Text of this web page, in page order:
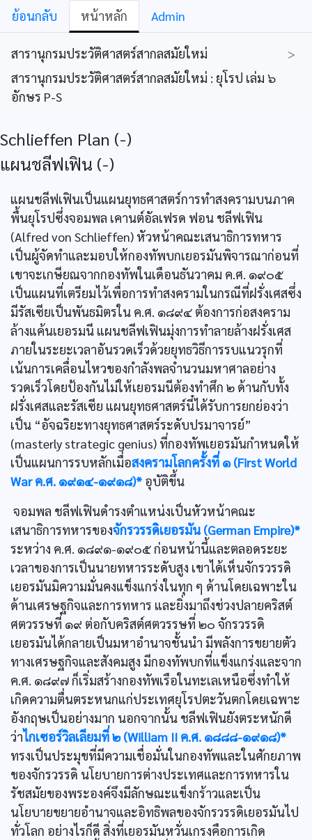
ย้อนกลับ หน้าหลัก Admin
สารานุกรมประวัติศาสตร์สากลสมัยใหม่
>
สารานุกรมประวัติศาสตร์สากลสมัยใหม่ : ยุโรป เล่ม ๖
อักษร P-S
Schlieffen Plan (-)
แผนชลีฟเฟิน (-)
แผนชลีฟเฟินเป็นแผนยุทธศาสตร์การทำสงครามบนภาค
พื้นยุโรปซึ่งจอมพล เคานต์อัลเฟรด ฟอน ชลีฟเฟิน
(Alfred von Schlieffen) หัวหน้าคณะเสนาธิการทหาร
เป็นผู้จัดทำและมอบให้กองทัพบกเยอรมันพิจารณาก่อนที่
เขาจะเกษียณจากกองทัพในเดือนธันวาคม ค.ศ. ๑๙๐๕
เป็นแผนที่เตรียมไว้เพื่อการทำสงครามในกรณีที่ฝรั่งเศสซึ่ง
มีรัสเซียเป็นพันธมิตรใน ค.ศ. ๑๘๙๔ ต้องการก่อสงคราม
ล้างแค้นเยอรมนี แผนชลีฟเฟินมุ่งการทำลายล้างฝรั่งเศส
ภายในระยะเวลาอันรวดเร็วด้วยยุทธวิธีการรบแนวรุกที่
เน้นการเคลื่อนไหวของกำลังพลจำนวนมหาศาลอย่าง
รวดเร็วโดยป้องกันไม่ให้เยอรมนีต้องทำศึก ๒ ด้านกับทั้ง
ฝรั่งเศสและรัสเซีย แผนยุทธศาสตร์นี๋ได้รับการยกย่องว่า
เป็น “อัจฉริยะทางยุทธศาสตร์ระดับปรมาจารย์”
(masterly strategic genius) ที่กองทัพเยอรมันกำหนดให้
เป็นแผนการรบหลักเมื่อสงครามโลกครั้งที่ ๑ (First World
War ค.ศ. ๑๙๑๔-๑๙๑๘)* อุบัติขึ้น
จอมพล ชลีฟเฟินดำรงตำแหน่งเป็นหัวหน้าคณะ
เสนาธิการทหารของจักรวรรดิเยอรมัน (German Empire)*
ระหว่าง ค.ศ. ๑๘๙๑-๑๙๐๕ ก่อนหน้านี้และตลอดระยะ
เวลาของการเป็นนายทหารระดับสูง เขาได้เห็นจักรวรรดิ
เยอรมันมิความมั่นคงแข็งแกร่งในทุก ๆ ด้านโดยเฉพาะใน
ด้านเศรษฐกิจและการทหาร และยิ่งมาถึงช่วงปลายคริสต์
ศตวรรษที่ ๑๙ ต่อกับคริสต์ศตวรรษที่ ๒๐ จักรวรรดิ
เยอรมันได้กลายเป็นมหาอำนาจชั้นนำ มีพลังการขยายตัว
ทางเศรษฐกิจและสังคมสูง มีกองทัพบกที่แข็งแกร่งและจาก
ค.ศ. ๑๘๙๗ ก็เริ่มสร้างกองทัพเรือในทะเลเหนือซึ่งทำให้
เกิดความตื่นตระหนกแก่ประเทศยุโรปตะวันตกโดยเฉพาะ
อังกฤษเป็นอย่างมาก นอกจากนั้น ชลีฟเฟินยังตระหนักดี
ว่าไกเซอร์วิลเลียมที่ ๒ (William II ค.ศ. ๑๘๘๘-๑๙๑๘)*
ทรงเป็นประมุขที่มีความเชื่อมั่นในกองทัพและในศักยภาพ
ของจักรวรรดิ นโยบายการต่างประเทศและการทหารใน
รัชสมัยของพระองค์จึงมีลักษณะแข็งกร้าวและเป็น
นโยบายขยายอำนาจและอิทธิพลของจักรวรรดิเยอรมันไป
ทั่วโลก อย่างไรก็ดี สิ่งที่เยอรมันหวั่นเกรงคือการเกิด